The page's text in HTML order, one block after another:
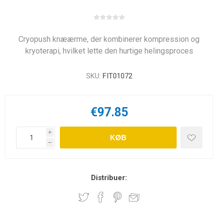
Cryopush knæærme, der kombinerer kompression og
kryoterapi, hvilket lette den hurtige helingsproces
SKU: FIT01072
€97.85
i
h
KØB
Distribuer: